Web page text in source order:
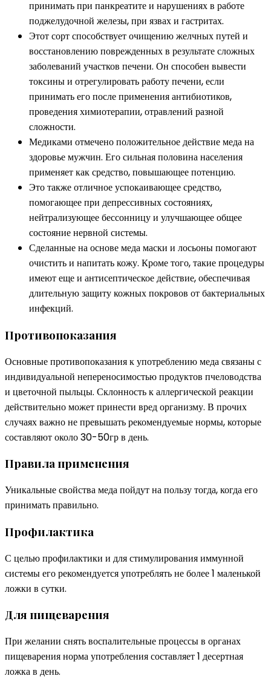
принимать при панкреатите и нарушениях в работе
поджелудочной железы, при язвах и гастритах.
Этот сорт способствует очищению желчных путей и
восстановлению поврежденных в результате сложных
заболеваний участков печени. Он способен вывести
токсины и отрегулировать работу печени, если
принимать его после применения антибиотиков,
проведения химиотерапии, отравлений разной
сложности.
Медиками отмечено положительное действие меда на
здоровье мужчин. Его сильная половина населения
применяет как средство, повышающее потенцию.
Это также отличное успокаивающее средство,
помогающее при депрессивных состояниях,
нейтрализующее бессонницу и улучшающее общее
состояние нервной системы.
Сделанные на основе меда маски и лосьоны помогают
очистить и напитать кожу. Кроме того, такие процедуры
имеют еще и антисептическое действие, обеспечивая
длительную защиту кожных покровов от бактериальных
инфекций.
Противопоказания
Основные противопоказания к употреблению меда связаны с
индивидуальной непереносимостью продуктов пчеловодства
и цветочной пыльцы. Склонность к аллергической реакции
действительно может принести вред организму. В прочих
случаях важно не превышать рекомендуемые нормы, которые
составляют около 30-50гр в день.
Правила применения
Уникальные свойства меда пойдут на пользу тогда, когда его
принимать правильно.
Профилактика
С целью профилактики и для стимулирования иммунной
системы его рекомендуется употреблять не более 1 маленькой
ложки в сутки.
Для пищеварения
При желании снять воспалительные процессы в органах
пищеварения норма употребления составляет 1 десертная
ложка в день.